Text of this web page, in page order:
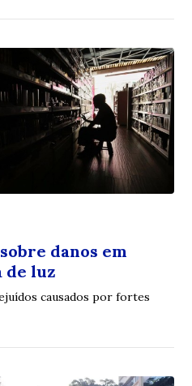
danos em
de luz
causados por fortes